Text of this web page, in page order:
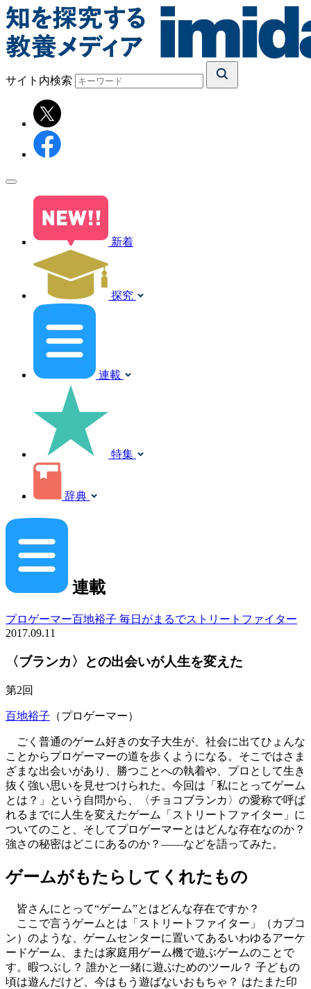
サイト内検索
新着
探究
連載
特集
辞典
連載
プロゲーマー百地裕子 毎日がまるでストリートファイター
2017.09.11
〈ブランカ〉との出会いが人生を変えた
第2回
百地裕子 （プロゲーマー）
ごく普通のゲーム好きの女子大生が、社会に出てひょんな
ことからプロゲーマーの道を歩くようになる。そこではさま
ざまな出会いがあり、勝つことへの執着や、プロとして生き
抜く強い思いを見せつけられた。今回は「私にとってゲーム
とは？」という自問から、〈チョコブランカ〉の愛称で呼ば
れるまでに人生を変えたゲーム「ストリートファイター」に
ついてのこと、そしてプロゲーマーとはどんな存在なのか？
強さの秘密はどこにあるのか？――などを語ってみた。
ゲームがもたらしてくれたもの
皆さんにとって“ゲーム”とはどんな存在ですか？
ここで言うゲームとは「ストリートファイター」（カプコ
ン）のような、ゲームセンターに置いてあるいわゆるアーケ
ードゲーム、または家庭用ゲーム機で遊ぶゲームのことで
す。暇つぶし？ 誰かと一緒に遊ぶためのツール？ 子どもの
頃は遊んだけど、今はもう遊ばないおもちゃ？ はたまた印